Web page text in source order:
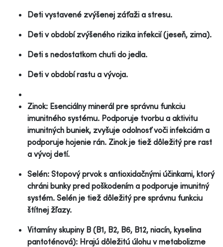
Deti vystavené zvýšenej záťaži a stresu.
Deti v období zvýšeného rizika infekcií (jeseň, zima).
Deti s nedostatkom chuti do jedla.
Deti v období rastu a vývoja.
Zinok: Esenciálny minerál pre správnu funkciu
imunitného systému. Podporuje tvorbu a aktivitu
imunitných buniek, zvyšuje odolnosť voči infekciám a
podporuje hojenie rán. Zinok je tiež dôležitý pre rast
a vývoj detí.
Selén: Stopový prvok s antioxidačnými účinkami, ktorý
chráni bunky pred poškodením a podporuje imunitný
systém. Selén je tiež dôležitý pre správnu funkciu
štítnej žľazy.
Vitamíny skupiny B (B1, B2, B6, B12, niacín, kyselina
pantoténová): Hrajú dôležitú úlohu v metabolizme